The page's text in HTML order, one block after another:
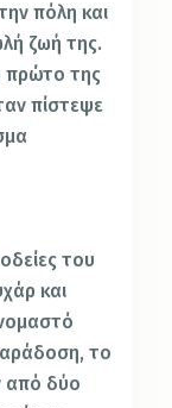
πόλη και
ζωή της.
πρώτο της
πίστεψε
του
και
το
από δύο